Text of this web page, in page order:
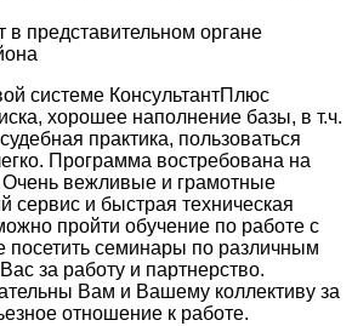
в представительном органе
системе КонсультантПлюс
хорошее наполнение базы, в т.ч.
практика, пользоваться
Программа востребована на
Очень вежливые и грамотные
сервис и быстрая техническая
пройти обучение по работе с
посетить семинары по различным
за работу и партнерство.
Вам и Вашему коллективу за
отношение к работе.